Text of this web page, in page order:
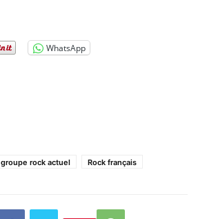
WhatsApp
groupe rock actuel Rock français